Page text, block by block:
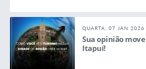
se transformam em investimentoem
organização e descoberta de novos talentos
QUARTA, 07 JAN 2026
Sua opinião
Itapuí!